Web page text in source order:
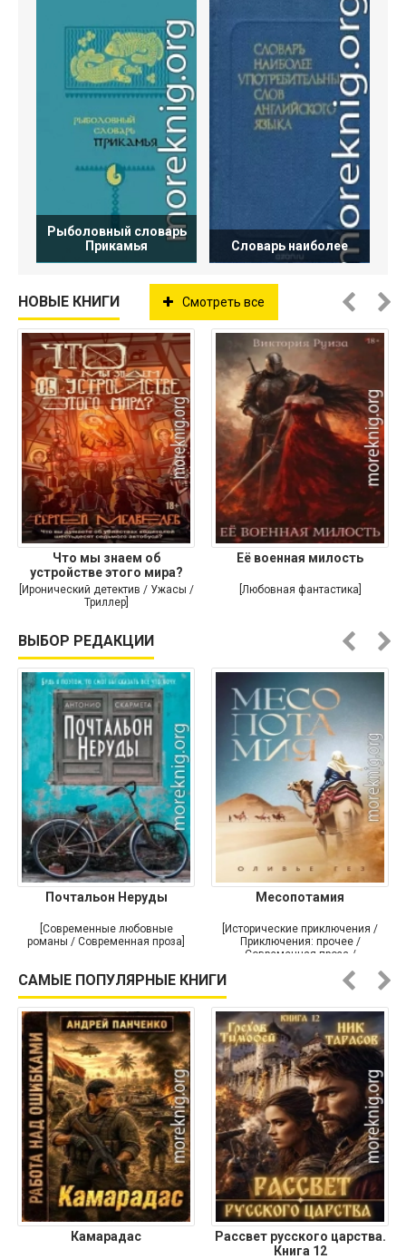
Рыболовный словарь
Прикамья
Словарь наиболее
НОВЫЕ КНИГИ Смотреть все
Что мы знаем об
устройстве этого мира?
[Иронический детектив / Ужасы /
Триллер]
Её военная милость
[Любовная фантастика]
ВЫБОР РЕДАКЦИИ
Почтальон Неруды
[Современные любовные
романы / Современная проза]
Месопотамия
[Исторические приключения /
Приключения: прочее /
Современная проза /
САМЫЕ ПОПУЛЯРНЫЕ КНИГИ
Камарадас
Рассвет русского царства.
Книга 12